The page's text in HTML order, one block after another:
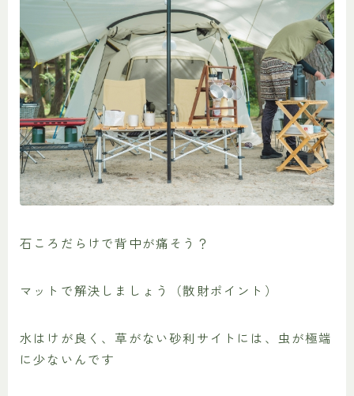
石ころだらけで背中が痛そう？
マットで解決しましょう（散財ポイント）
水はけが良く、草がない砂利サイトには、虫が極端
に少ないんです